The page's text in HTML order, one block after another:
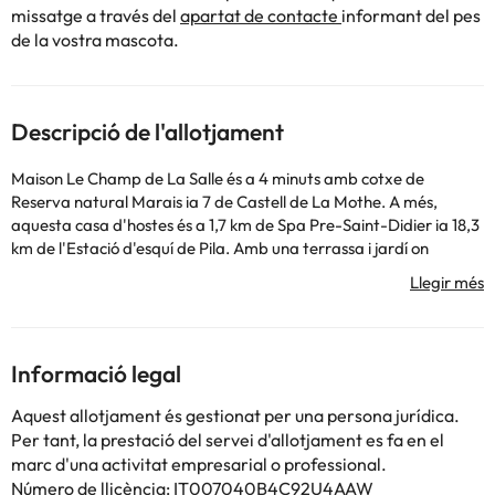
missatge a través del apartat de contacte informant del pes
de la vostra mascota.
Descripció de l'allotjament
Maison Le Champ de La Salle és a 4 minuts amb cotxe de
Reserva natural Marais ia 7 de Castell de La Mothe. A més,
aquesta casa d'hostes és a 1,7 km de Spa Pre-Saint-Didier ia 18,3
km de l'Estació d'esquí de Pila. Amb una terrassa i jardí on
descansar i comoditats com a connexió a internet wifi gratis, no
et faltarà de res! Tindràs un servei de recepció les 24 hores,
servei de transport a l'aeroport (anada i tornada) de pagament i
aparcament sense assistència gratuït. S'ofereix un esmorzar típic
de la regió gratuït cada dia de 8: a 1:. Et sentiràs com a casa teva
a qualsevol de les 6 habitacions. Aprofita la cuina compartida
per preparar els teus àpats. Mantingues el contacte amb els teus
gràcies a la connexió a Internet wifi gratis. El bany privat amb
Informació legal
Aquest allotjament és gestionat per una persona jurídica.
Per tant, la prestació del servei d'allotjament es fa en el
marc d'una activitat empresarial o professional.
Número de llicència: IT007040B4C92U4AAW